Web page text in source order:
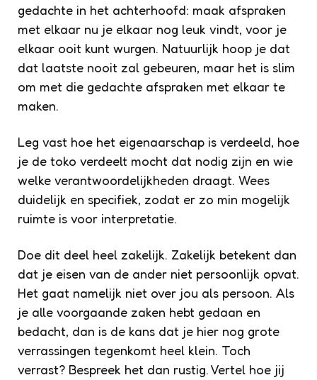
gedachte in het achterhoofd: maak afspraken
met elkaar nu je elkaar nog leuk vindt, voor je
elkaar ooit kunt wurgen. Natuurlijk hoop je dat
dat laatste nooit zal gebeuren, maar het is slim
om met die gedachte afspraken met elkaar te
maken.
Leg vast hoe het eigenaarschap is verdeeld, hoe
je de toko verdeelt mocht dat nodig zijn en wie
welke verantwoordelijkheden draagt. Wees
duidelijk en specifiek, zodat er zo min mogelijk
ruimte is voor interpretatie.
Doe dit deel heel zakelijk. Zakelijk betekent dan
dat je eisen van de ander niet persoonlijk opvat.
Het gaat namelijk niet over jou als persoon. Als
je alle voorgaande zaken hebt gedaan en
bedacht, dan is de kans dat je hier nog grote
verrassingen tegenkomt heel klein. Toch
verrast? Bespreek het dan rustig. Vertel hoe jij